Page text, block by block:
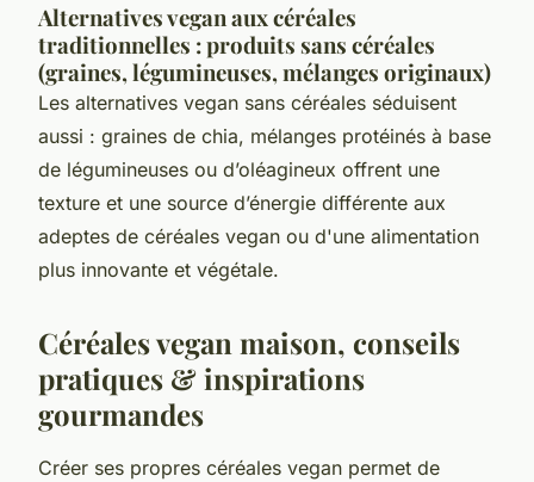
Alternatives vegan aux céréales
traditionnelles : produits sans céréales
(graines, légumineuses, mélanges originaux)
Les alternatives vegan sans céréales séduisent
aussi : graines de chia, mélanges protéinés à base
de légumineuses ou d’oléagineux offrent une
texture et une source d’énergie différente aux
adeptes de céréales vegan ou d'une alimentation
plus innovante et végétale.
Céréales vegan maison, conseils
pratiques & inspirations
gourmandes
Créer ses propres céréales vegan permet de